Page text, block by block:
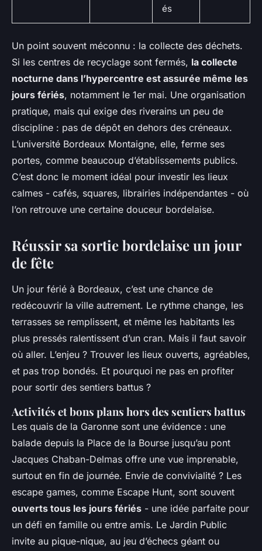
és
Un point souvent méconnu : la collecte des déchets.
Si les centres de recyclage sont fermés, la collecte
nocturne dans l’hypercentre est assurée même les
jours fériés, notamment le 1er mai. Une organisation
pratique, mais qui exige des riverains un peu de
discipline : pas de dépôt en dehors des créneaux.
L’université Bordeaux Montaigne, elle, ferme ses
portes, comme beaucoup d’établissements publics.
C’est donc le moment idéal pour investir les lieux
calmes - cafés, squares, librairies indépendantes - où
l’on retrouve une certaine douceur bordelaise.
Réussir sa sortie bordelaise un jour
de fête
Un jour férié à Bordeaux, c’est une chance de
redécouvrir la ville autrement. Le rythme change, les
terrasses se remplissent, et même les habitants les
plus pressés ralentissent d’un cran. Mais il faut savoir
où aller. L’enjeu ? Trouver les lieux ouverts, agréables,
et pas trop bondés. Et pourquoi ne pas en profiter
pour sortir des sentiers battus ?
Activités et bons plans hors des sentiers battus
Les quais de la Garonne sont une évidence : une
balade depuis la Place de la Bourse jusqu’au pont
Jacques Chaban-Delmas offre une vue imprenable,
surtout en fin de journée. Envie de convivialité ? Les
escape games, comme Escape Hunt, sont souvent
ouverts tous les jours fériés - une idée parfaite pour
un défi en famille ou entre amis. Le Jardin Public
invite au pique-nique, au jeu d’échecs géant ou